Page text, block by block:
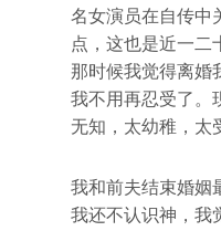
名女演员在自传中
点，这也是近一二
那时候我觉得离婚
我不用再忍受了。
无知，太幼稚，太
我和前夫结束婚姻
我还不认识神，我